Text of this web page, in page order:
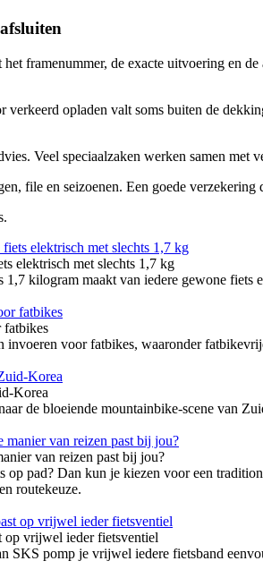
framenummer, de exacte uitvoering en
verkeerd opladen valt soms buiten de
Veel speciaalzaken werken samen met
file en seizoenen. Een goede verzekering
elektrisch met slechts 1,7 kg
1,7 kilogram maakt van iedere gewone
fatbikes
voor fatbikes, waaronder
Korea
de bloeiende mountainbike-scene van
van reizen past bij jou?
op pad? Dan kun je kiezen voor een
routekeuze.
vrijwel ieder fietsventiel
SKS pomp je vrijwel iedere fietsband